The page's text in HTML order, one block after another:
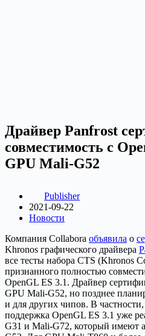
Драйвер Panfrost
совместимость с
GPU Mali-G52
Publisher
2021-09-22
Новости
Компания Collabora объявила о
Khronos графического драйвера
все тесты набора CTS (Khronos
признанного полностью
OpenGL ES 3.1. Драйвер
GPU Mali-G52, но позднее
и для других чипов. В
поддержка OpenGL ES 3.1 уже
G31 и Mali-G72, который имеют